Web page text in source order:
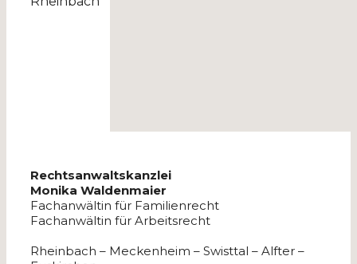
Rechtsanwaltskanzlei
Monika Waldenmaier
Fachanwältin für Familienrecht
Fachanwältin für Arbeitsrecht
Rheinbach – Meckenheim – Swisttal – Alfter –